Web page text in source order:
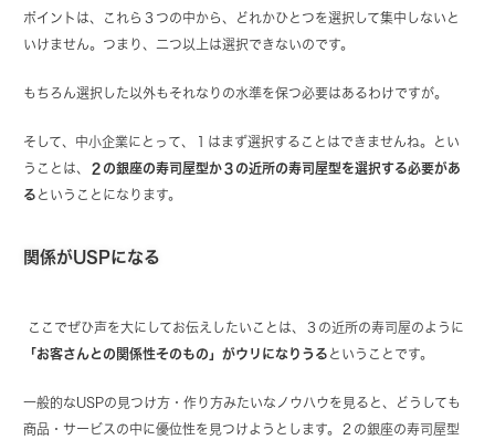
ポイントは、
これら３つの中から、どれかひとつを選択して集中しないと
いけません。つまり、二つ以上は選択できないのです。
もちろん選択した以外もそれなりの水準を保つ必要はあるわけですが。
そして、中小企業にとって、１はまず選択することはできませんね。とい
うことは、
２の銀座の寿司屋型か３の近所の寿司屋型を選択する必要があ
る ということになります。
関係がUSPになる
ここでぜひ声を大にしてお伝えしたいことは、３の近所の寿司屋のように
「お客さんとの関係性そのもの」がウリになりうる ということです。
一般的なUSPの見つけ方・作り方みたいなノウハウを見ると、どうしても
商品・サービスの中に優位性を見つけようとします。２の銀座の寿司屋型